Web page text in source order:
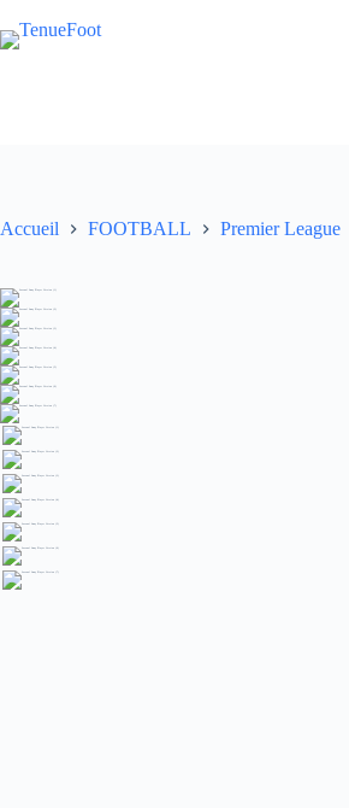
au
contenu
Accueil FOOTBALL Premier League